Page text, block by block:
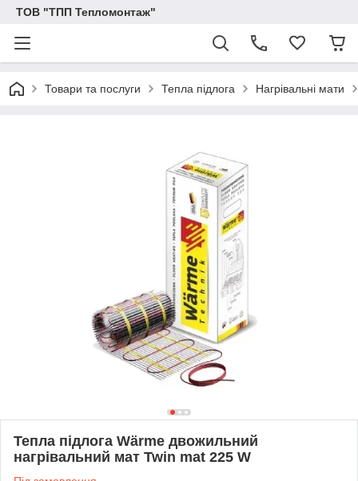
ТОВ "ТПП Тепломонтаж"
Товари та послуги Тепла підлога Нагрівальні мати
Тепла підлога Wärme двожильний
нагрівальний мат Twin mat 225 W